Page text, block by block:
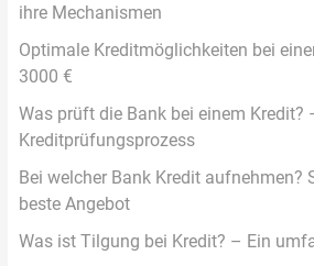
ihre Mechanismen
Optimale Kreditmöglichkeiten bei
3000 €
Was prüft die Bank bei einem Kredit?
Kreditprüfungsprozess
Bei welcher Bank Kredit aufnehmen?
beste Angebot
Was ist Tilgung bei Kredit? – Ein